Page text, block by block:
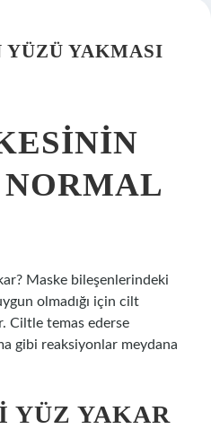
YAKMASI
Maske bileşenlerindeki
olmadığı için cilt
Ciltle temas ederse
gibi reaksiyonlar meydana
YÜZ YAKAR